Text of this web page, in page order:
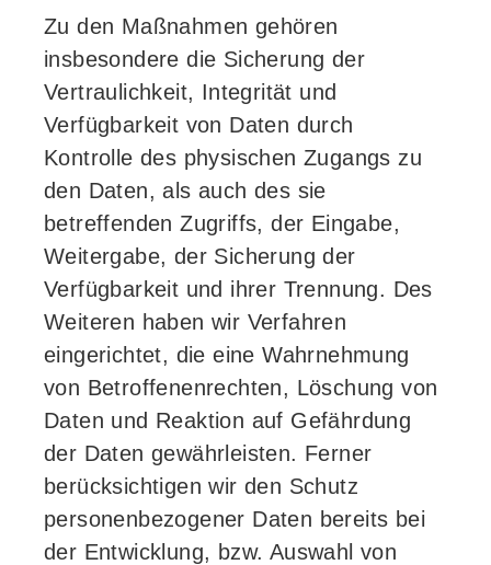
Zu den Maßnahmen gehören
insbesondere die Sicherung der
Vertraulichkeit, Integrität und
Verfügbarkeit von Daten durch
Kontrolle des physischen Zugangs zu
den Daten, als auch des sie
betreffenden Zugriffs, der Eingabe,
Weitergabe, der Sicherung der
Verfügbarkeit und ihrer Trennung. Des
Weiteren haben wir Verfahren
eingerichtet, die eine Wahrnehmung
von Betroffenenrechten, Löschung von
Daten und Reaktion auf Gefährdung
der Daten gewährleisten. Ferner
berücksichtigen wir den Schutz
personenbezogener Daten bereits bei
der Entwicklung, bzw. Auswahl von